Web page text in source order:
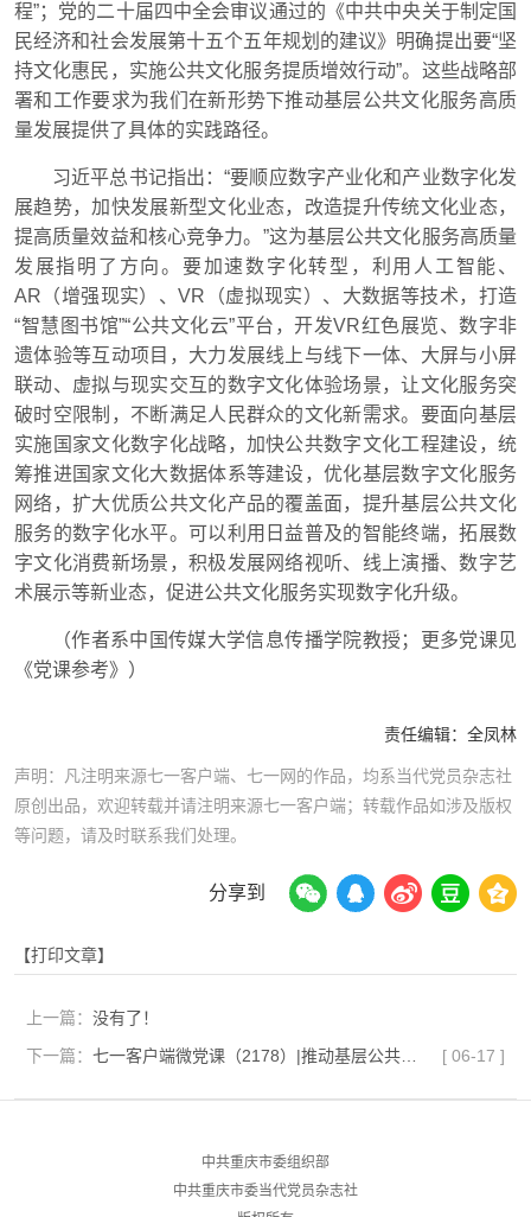
程”；党的二十届四中全会审议通过的《中共中央关于制定国
民经济和社会发展第十五个五年规划的建议》明确提出要“坚
持文化惠民，实施公共文化服务提质增效行动”。这些战略部
署和工作要求为我们在新形势下推动基层公共文化服务高质
量发展提供了具体的实践路径。
习近平总书记指出：“要顺应数字产业化和产业数字化发
展趋势，加快发展新型文化业态，改造提升传统文化业态，
提高质量效益和核心竞争力。”这为基层公共文化服务高质量
发展指明了方向。要加速数字化转型，利用人工智能、
AR（增强现实）、VR（虚拟现实）、大数据等技术，打造
“智慧图书馆”“公共文化云”平台，开发VR红色展览、数字非
遗体验等互动项目，大力发展线上与线下一体、大屏与小屏
联动、虚拟与现实交互的数字文化体验场景，让文化服务突
破时空限制，不断满足人民群众的文化新需求。要面向基层
实施国家文化数字化战略，加快公共数字文化工程建设，统
筹推进国家文化大数据体系等建设，优化基层数字文化服务
网络，扩大优质公共文化产品的覆盖面，提升基层公共文化
服务的数字化水平。可以利用日益普及的智能终端，拓展数
字文化消费新场景，积极发展网络视听、线上演播、数字艺
术展示等新业态，促进公共文化服务实现数字化升级。
（作者系中国传媒大学信息传播学院教授；更多党课见
《党课参考》 ）
责任编辑： 全凤林
声明：凡注明来源七一客户端、七一网的作品，均系当代党员杂志社
原创出品，欢迎转载并请注明来源七一客户端；转载作品如涉及版权
等问题，请及时联系我们处理。
分享到
【打印文章】
上一篇： 没有了！
下一篇：
[ 06-17 ]
中共重庆市委组织部
中共重庆市委当代党员杂志社